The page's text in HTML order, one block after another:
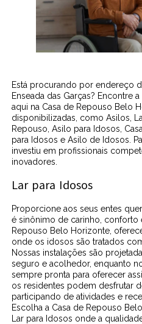
Está procurando por endereço
Enseada das Garças? Encontre
aqui na Casa de Repouso Belo
disponibilizadas, como Asilos,
Repouso, Asilo para Idosos,
para Idosos e Asilo de Idosos.
investiu em profissionais
inovadores.
Lar para Idosos
Proporcione aos seus entes
é sinônimo de carinho, conforto
Repouso Belo Horizonte,
onde os idosos são tratados
Nossas instalações são
seguro e acolhedor, enquanto
sempre pronta para oferecer
os residentes podem desfrutar
participando de atividades e
Escolha a Casa de Repouso
Lar para Idosos onde a